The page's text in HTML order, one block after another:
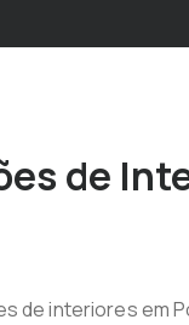
de
de interiores em